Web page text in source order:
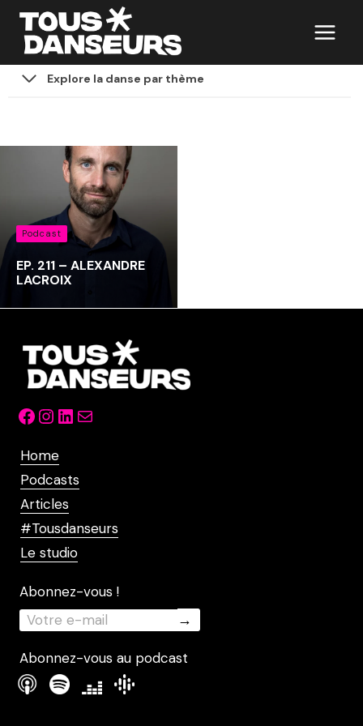
Aller
contenu
Explore la danse par thème
Podcast
EP. 211 – ALEXANDRE
LACROIX
Facebook
Instagram
LinkedIn
Mail
Home
Podcasts
Articles
#Tousdanseurs
Le studio
Abonnez-vous !
Abonnez-vous au podcast